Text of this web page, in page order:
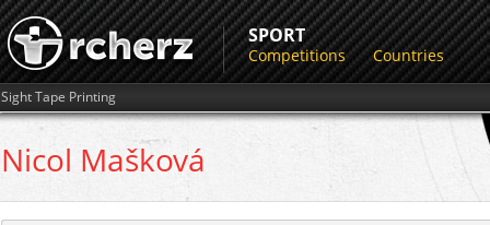
SPORT
Competitions Countries
Sight Tape Printing
Nicol Mašková